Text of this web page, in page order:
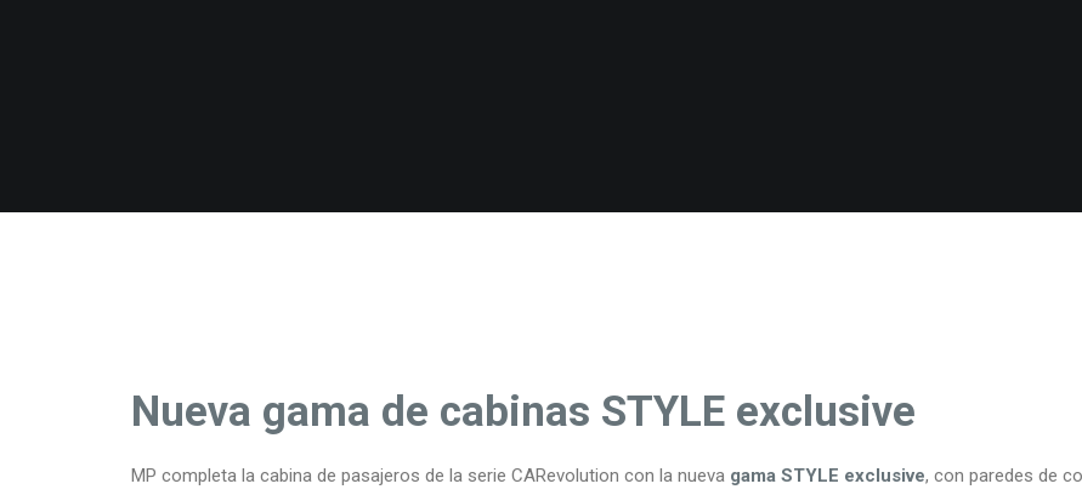
Nueva gama de cabinas STYLE exclusive
MP completa la cabina de pasajeros de la serie CARevolution con la nueva gama STYLE exclusive, con paredes de